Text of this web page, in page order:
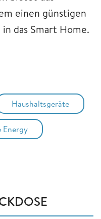
einen günstigen
das Smart Home.
Haushaltsgeräte
Energy